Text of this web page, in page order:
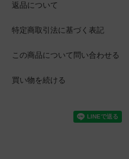
返品について
特定商取引法に基づく表記
この商品について問い合わせる
買い物を続ける